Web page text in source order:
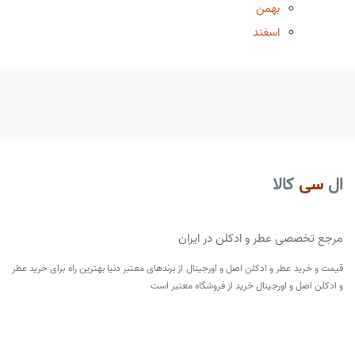
بهمن
اسفند
ال سی کالا
مرجع تخصصی عطر و ادکلن در ایران
قیمت و خرید عطر و ادکلن اصل و اورجینال از برندهای معتبر دنیا بهترین راه برای خرید عطر
و ادکلن اصل و اورجینال خرید از فروشگاه معتبر است